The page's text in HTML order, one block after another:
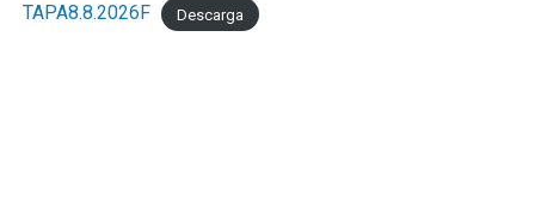
TAPA8.8.2026F Descarga